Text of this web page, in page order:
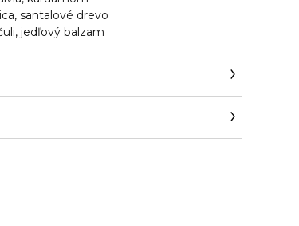
santalové drevo
jedľový balzam